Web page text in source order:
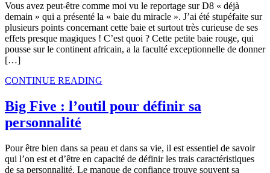
Vous avez peut-être comme moi vu le reportage sur D8 « déjà
demain » qui a présenté la « baie du miracle ». J’ai été stupéfaite sur
plusieurs points concernant cette baie et surtout très curieuse de ses
effets presque magiques ! C’est quoi ? Cette petite baie rouge, qui
pousse sur le continent africain, a la faculté exceptionnelle de donner
[…]
CONTINUE READING
Big Five : l’outil pour définir sa
personnalité
Pour être bien dans sa peau et dans sa vie, il est essentiel de savoir
qui l’on est et d’être en capacité de définir les trais caractéristiques
de sa personnalité. Le manque de confiance trouve souvent sa